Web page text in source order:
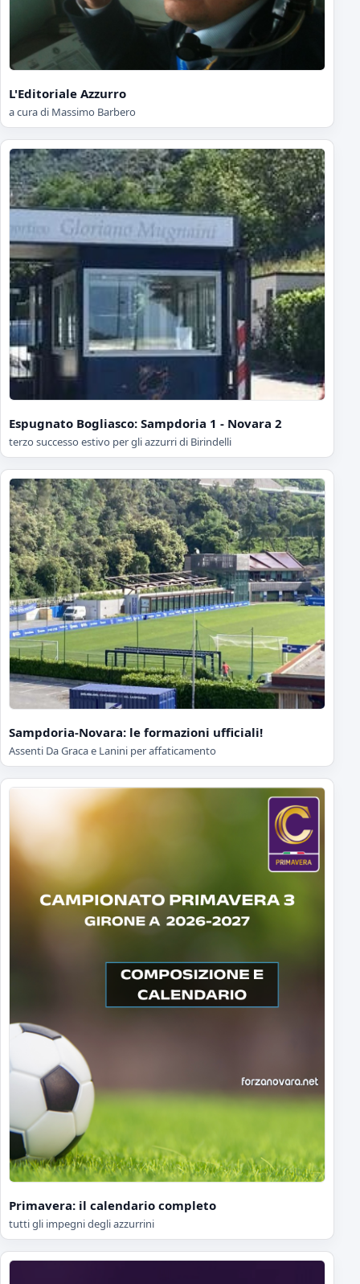
L'Editoriale Azzurro
a cura di Massimo Barbero
Espugnato Bogliasco: Sampdoria 1 - Novara 2
terzo successo estivo per gli azzurri di Birindelli
Sampdoria-Novara: le formazioni ufficiali!
Assenti Da Graca e Lanini per affaticamento
Primavera: il calendario completo
tutti gli impegni degli azzurrini